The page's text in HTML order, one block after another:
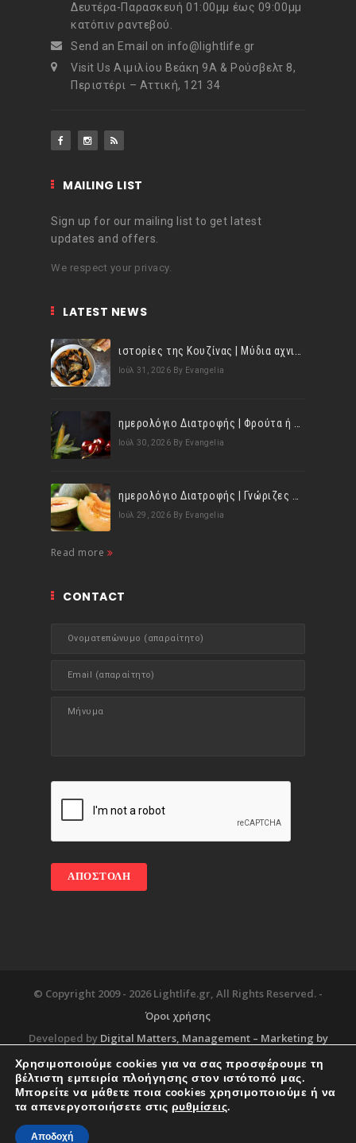
Δευτέρα-Παρασκευή 01:00μμ έως 09:00μμ
κατόπιν ραντεβού.
Send an Email on info@lightlife.gr
Visit Us Αιμιλίου Βεάκη 9Α & Ρούσβελτ 8,
Περιστέρι – Αττική, 121 34
MAILING LIST
Sign up for our mailing list to get latest
updates and offers.
We respect your privacy.
LATEST NEWS
Ιούλ 31, 2026 By Evangelia
Ιούλ 30, 2026 By Evangelia
Ιούλ 29, 2026 By Evangelia
Read more
CONTACT
© Copyright 2009 - 2026 Lightlife.gr, All Rights Reserved. -
Όροι χρήσης
Developed by Digital Matters, Management – Marketing by
Blog About Services
Corporate Support
Χρησιμοποιούμε cookies για να σας προσφέρουμε τη
βέλτιστη εμπειρία πλοήγησης στον ιστότοπό μας.
Μπορείτε να μάθετε ποια cookies χρησιμοποιούμε ή να
τα απενεργοποιήσετε στις ρυθμίσεις.
Αποδοχή